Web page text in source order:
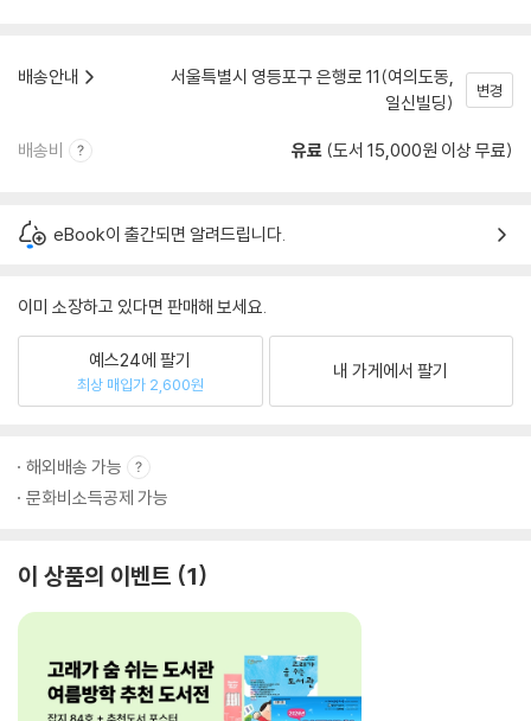
배송안내
서울특별시 영등포구 은행로 11(여의도동,
일신빌딩)
변경
배송비 유료 (도서 15,000원 이상 무료)
eBook이 출간되면 알려드립니다.
이미 소장하고 있다면 판매해 보세요.
예스24에 팔기
최상 매입가 2,600원
내 가게에서 팔기
해외배송 가능
문화비소득공제 가능
이 상품의 이벤트 1